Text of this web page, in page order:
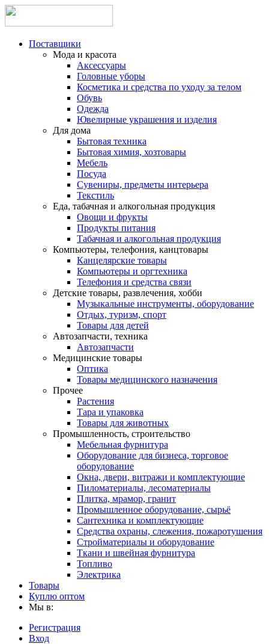
Поставщики
Мода и красота
Аксессуары
Головные уборы
Косметика и средства по уходу за телом
Обувь
Одежда
Ювелирные украшения и изделия
Для дома
Бытовая техника
Бытовая химия, хозтовары
Мебель
Посуда
Сувениры, предметы интерьера
Текстиль
Еда, табачная и алкогольная продукция
Овощи и фрукты
Продукты питания
Табачная и алкогольная продукция
Компьютеры, телефония, канцтовары
Канцелярские товары
Компьютеры и оргтехника
Телефония и средства связи
Детские товары, развлечения, хобби
Музыкальные инструменты, оборудование
Отдых, туризм, спорт
Товары для детей
Автозапчасти, техника
Автозапчасти
Медицинские товары
Оптика
Товары медицинского назначения
Прочее
Растения
Тара и упаковка
Товары для животных
Промышленность, строительство
Мебельная фурнитура
Оборудование для бизнеса, торговое
оборудование
Окна, двери, витражи и комплектующие
Пиломатериалы, лесоматериалы
Плитка, мрамор, гранит
Промышленное оборудование, сырьё
Сантехника и комплектующие
Средства охраны, слежения, пожаротушения
Стройматериалы и оборудование
Ткани и швейная фурнитура
Топливо
Электрика
Товары
Куплю оптом
Мы в:
Регистрация
Вход